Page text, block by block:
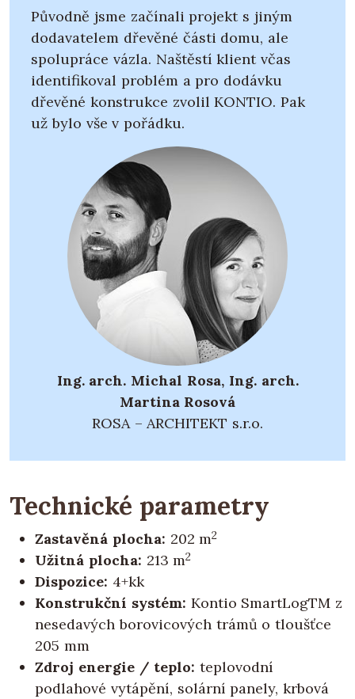
Původně jsme začínali projekt s jiným
dodavatelem dřevěné části domu, ale
spolupráce vázla. Naštěstí klient včas
identifikoval problém a pro dodávku
dřevěné konstrukce zvolil KONTIO. Pak
už bylo vše v pořádku.
Ing. arch. Michal Rosa, Ing. arch.
Martina Rosová
ROSA – ARCHITEKT s.r.o.
Technické parametry
Zastavěná plocha: 202 m2
Užitná plocha: 213 m2
Dispozice: 4+kk
Konstrukční systém: Kontio SmartLogTM z
nesedavých borovicových trámů o tloušťce
205 mm
Zdroj energie / teplo: teplovodní
podlahové vytápění, solární panely, krbová